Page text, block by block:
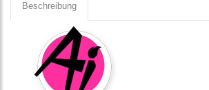
Beschreibung